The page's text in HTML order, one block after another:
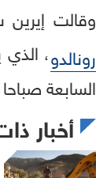
وقالت إيرين
رونالدو،
السابعة
أخبار